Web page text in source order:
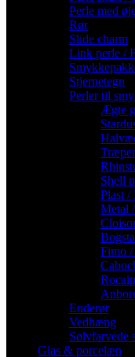
Perle med
Rør
Slide charm
Link perle /
Stjernetegn
Perler til
Ægte
Shell
Plast /
Metal
Fimo /
Enderør
Vedhæng
Sølvfarvede
Glas & porcelæn